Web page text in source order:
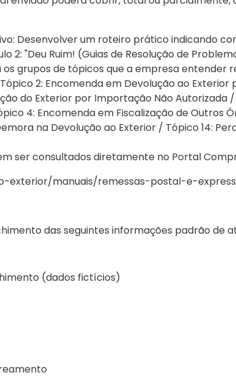
Desenvolver um roteiro prático indicando
"Deu Ruim! (Guias de Resolução de
grupos de tópicos que a empresa entender
2: Encomenda em Devolução ao
do Exterior por Importação Não Autorizada /
4: Encomenda em Fiscalização de Outros
na Devolução ao Exterior / Tópico 14:
ser consultados diretamente no Portal
manuais/remessas-postal-e-
das seguintes informações padrão de
(dados fictícios)